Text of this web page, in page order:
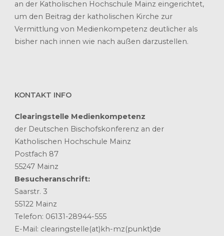
an der Katholischen Hochschule Mainz eingerichtet,
um den Beitrag der katholischen Kirche zur
Vermittlung von Medienkompetenz deutlicher als
bisher nach innen wie nach außen darzustellen.
KONTAKT INFO
Clearingstelle Medienkompetenz
der Deutschen Bischofskonferenz an der
Katholischen Hochschule Mainz
Postfach 87
55247 Mainz
Besucheranschrift:
Saarstr. 3
55122 Mainz
Telefon: 06131-28944-555
E-Mail: clearingstelle(at)kh-mz(punkt)de